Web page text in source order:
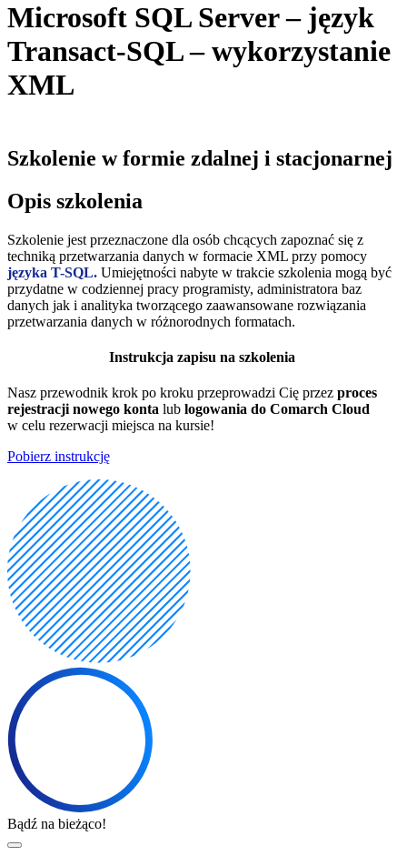
Microsoft SQL Server – język
Transact-SQL – wykorzystanie
XML
Szkolenie w formie zdalnej i stacjonarnej
Opis szkolenia
Szkolenie jest przeznaczone dla osób chcących zapoznać się z
techniką przetwarzania danych w formacie XML przy pomocy
języka T-SQL. Umiejętności nabyte w trakcie szkolenia mogą być
przydatne w codziennej pracy programisty, administratora baz
danych jak i analityka tworzącego zaawansowane rozwiązania
przetwarzania danych w różnorodnych formatach.
Instrukcja zapisu na szkolenia
Nasz przewodnik krok po kroku przeprowadzi Cię przez proces
rejestracji nowego konta lub logowania do Comarch Cloud
w celu rezerwacji miejsca na kursie!
Pobierz instrukcję
Bądź na bieżąco!